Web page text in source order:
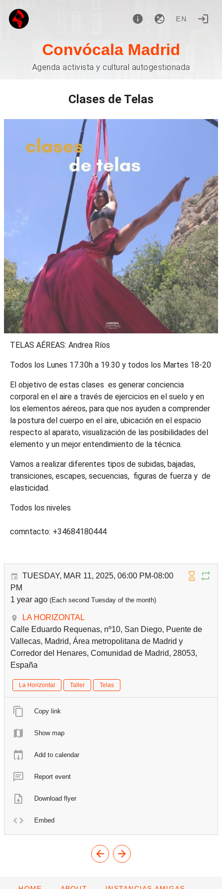
EN
Convócala Madrid
Agenda activista y cultural autogestionada
Clases de Telas
TELAS AÉREAS: Andrea Ríos
Todos los Lunes 17.30h a 19.30 y todos los Martes 18-20
El objetivo de estas clases es generar conciencia
corporal en el aire a través de ejercicios en el suelo y en
los elementos aéreos, para que nos ayuden a comprender
la postura del cuerpo en el aire, ubicación en el espacio
respecto al aparato, visualización de las posibilidades del
elemento y un mejor entendimiento de la técnica.
Vamos a realizar diferentes tipos de subidas, bajadas,
transiciones, escapes, secuencias, figuras de fuerza y de
elasticidad.
Todos los niveles
comntacto: +34684180444
TUESDAY, MAR 11, 2025, 06:00 PM-08:00
PM
1 year ago (Each second Tuesday of the month)
LA HORIZONTAL
Calle Eduardo Requenas, nº10, San Diego, Puente de
Vallecas, Madrid, Área metropolitana de Madrid y
Corredor del Henares, Comunidad de Madrid, 28053,
España
La Horizontal Taller Telas
Copy link
Show map
Add to calendar
Report event
Download flyer
Embed